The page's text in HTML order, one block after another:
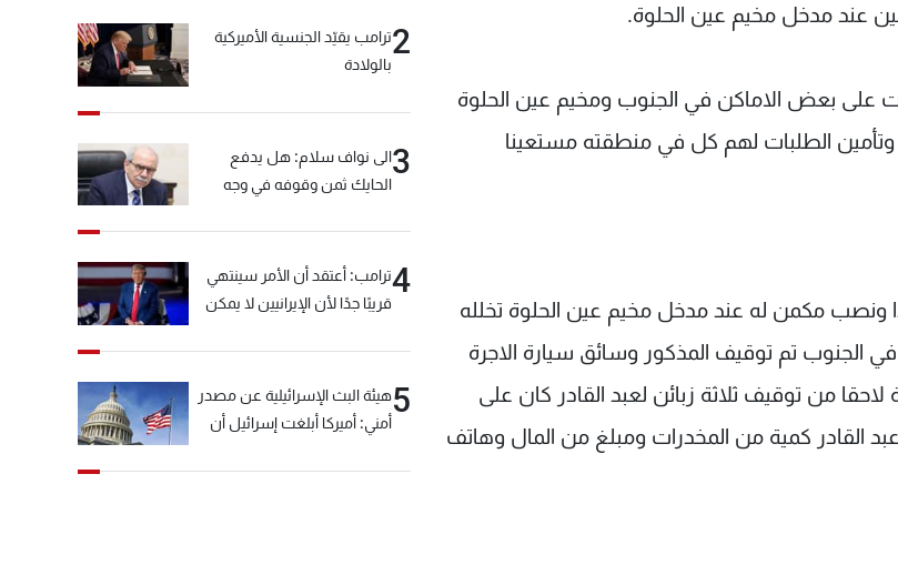
عند مدخل مخيم عين الحلوة.
على بعض الاماكن في الجنوب ومخيم عين الحلوة
وتأمين الطلبات لهم كل في منطقته مستعينا
ونصب مكمن له عند مدخل مخيم عين الحلوة تخلله
الجنوب تم توقيف المذكور وسائق سيارة الاجرة
من توقيف ثلاثة زبائن لعبد القادر كان على
كمية من المخدرات ومبلغ من المال وهاتف
2ترامب يقيّد الجنسية الأميركية
بالولادة
3الى نواف سلام: هل يدفع
الحايك ثمن وقوفه في وجه
4ترامب: أعتقد أن الأمر سينتهي
قريبًا جدًا لأن الإيرانيين لا يمكن
5هيئة البث الإسرائيلية عن مصدر
أمني: أميركا أبلغت إسرائيل أن